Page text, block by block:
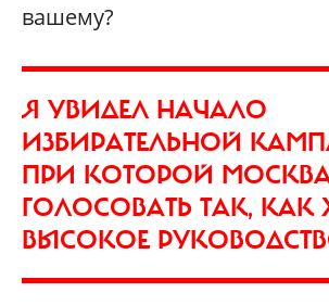
вашему?
Я УВИДЕЛ НАЧАЛО
ИЗБИРАТЕЛЬНОЙ
ПРИ КОТОРОЙ
ГОЛОСОВАТЬ ТАК, КАК
ВЫСОКОЕ